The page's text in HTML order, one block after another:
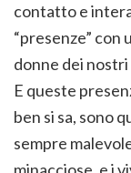
contatto e
“presenze” con
donne dei
E queste
ben si sa, sono
sempre